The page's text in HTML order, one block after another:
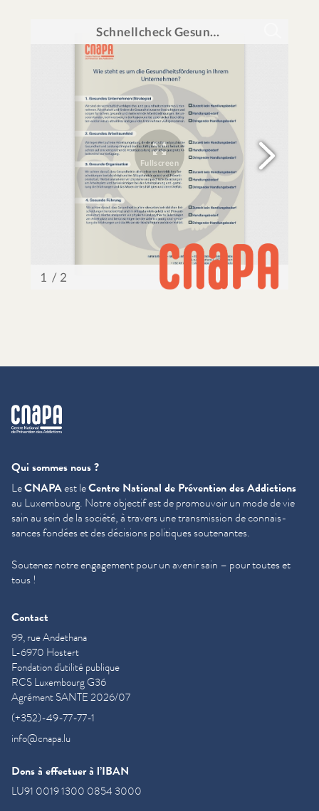
cnapa
Qui sommes nous ?
LeCNAPAest leCentre National de Prévention des Addictions
au Luxembourg. Notre objectif est de promouvoir un mode de vie
sain au sein de la société, à travers une trans­mis­sion de con­nais­
sances fondées et des décisions politiques soutenantes.
Soutenez notre engagement pour un avenir sain – pour toutes et
tous !
Contact
99, rue Andethana
L-6970 Hostert
Fondation d'utilité publique
RCS Luxembourg G36
Agrément SANTE 2026/07
(+352)-49-77-77-1
info@cnapa.lu
Dons à effectuer à l’IBAN
LU91 0019 1300 0854 3000